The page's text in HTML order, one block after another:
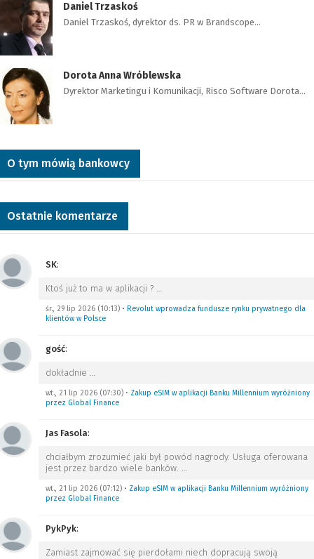
Daniel Trzaskoś
Daniel Trzaskoś, dyrektor ds. PR w Brandscope…
Dorota Anna Wróblewska
Dyrektor Marketingu i Komunikacji, Risco Software Dorota…
O tym mówią bankowcy
Ostatnie komentarze
SK:
Ktoś już to ma w aplikacji ? …
śr., 29 lip 2026 (10:13) • Revolut wprowadza fundusze rynku prywatnego dla
klientów w Polsce
gość:
dokładnie …
wt., 21 lip 2026 (07:30) • Zakup eSIM w aplikacji Banku Millennium wyróżniony
przez Global Finance
Jas Fasola:
chciałbym zrozumieć jaki był powód nagrody. Usługa oferowana
jest przez bardzo wiele banków. …
wt., 21 lip 2026 (07:12) • Zakup eSIM w aplikacji Banku Millennium wyróżniony
przez Global Finance
PykPyk:
Zamiast zajmować się pierdołami niech dopracują swoją